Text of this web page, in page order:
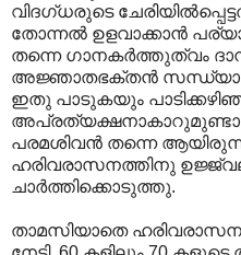
വിദഗ്ധരുടെ
തോന്നൽ ഉളവാക്കാൻ
തന്നെ ഗാനകർത്തുത്വം
അജ്ഞാതഭക്തൻ
ഇതു പാടുകയും
പരമശിവൻ തന്നെ
ഹരിവരാസനത്തിനു
ചാർത്തിക്കൊടുത്തു.
താമസിയാതെ